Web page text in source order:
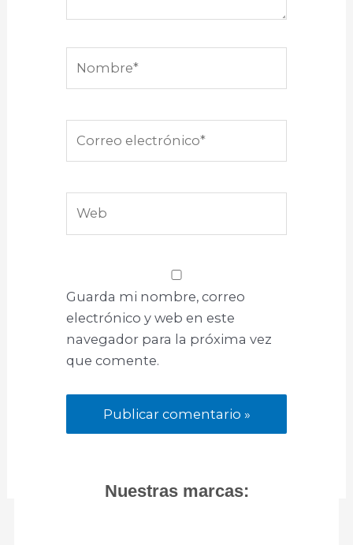
electrónico*
Guarda mi nombre, correo
electrónico y web en este
navegador para la próxima vez
que comente.
Nuestras marcas: